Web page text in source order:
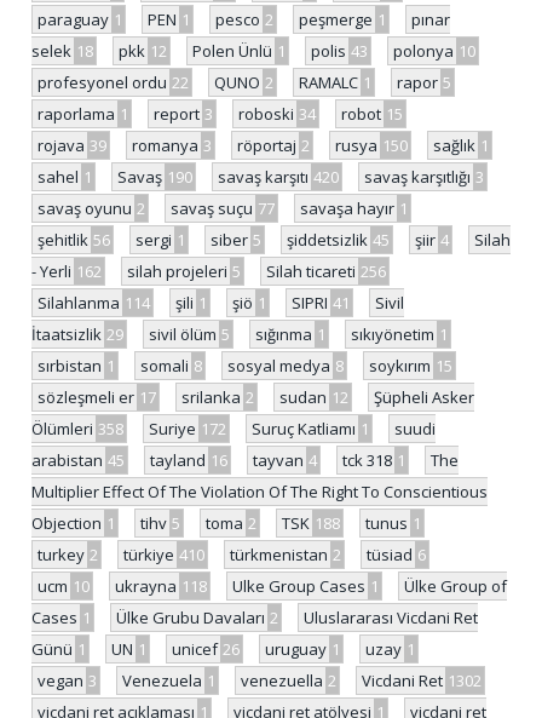
paraguay 1 PEN 1 pesco 2 peşmerge 1
pınar
selek 18 pkk 12 Polen Ünlü 1 polis 43 polonya 10
profesyonel ordu 22 QUNO 2 RAMALC 1 rapor 5
raporlama 1 report 3 roboski 34 robot 15
rojava 39 romanya 3 röportaj 2 rusya 150 sağlık 1
sahel 1 Savaş 190 savaş karşıtı 420 savaş karşıtlığı 3
savaş oyunu 2 savaş suçu 77 savaşa hayır 1
şehitlik 56 sergi 1 siber 5 şiddetsizlik 45 şiir 4
Silah
- Yerli 162 silah projeleri 5 Silah ticareti 256
Silahlanma 114 şili 1 şiö 1 SIPRI 41
Sivil
İtaatsizlik 29 sivil ölüm 5 sığınma 1 sıkıyönetim 1
sırbistan 1 somali 8 sosyal medya 8 soykırım 15
sözleşmeli er 17 srilanka 2 sudan 12
Şüpheli Asker
Ölümleri 358 Suriye 172 Suruç Katliamı 1
suudi
arabistan 45 tayland 16 tayvan 4 tck 318 1
The
Multiplier Effect Of The Violation Of The Right To Conscientious
Objection 1 tihv 5 toma 2 TSK 188 tunus 1
turkey 2 türkiye 410 türkmenistan 2 tüsiad 6
ucm 10 ukrayna 118 Ulke Group Cases 1
Ülke Group of
Cases 1 Ülke Grubu Davaları 2
Uluslararası Vicdani Ret
Günü 1 UN 1 unicef 26 uruguay 1 uzay 1
vegan 3 Venezuela 1 venezuella 2 Vicdani Ret 1302
vicdani ret açıklaması 1 vicdani ret atölyesi 1
vicdani ret